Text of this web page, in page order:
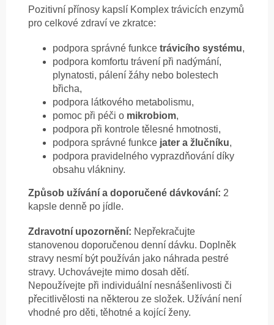
Pozitivní přínosy kapslí Komplex trávicích enzymů
pro celkové zdraví ve zkratce:
podpora správné funkce trávicího systému,
podpora komfortu trávení při nadýmání,
plynatosti, pálení žáhy nebo bolestech
břicha,
podpora látkového metabolismu,
pomoc při péči o mikrobiom,
podpora při kontrole tělesné hmotnosti,
podpora správné funkce jater a žlučníku,
podpora pravidelného vyprazdňování díky
obsahu vlákniny.
Způsob užívání a doporučené dávkování: 2
kapsle denně po jídle.
Zdravotní upozornění: Nepřekračujte
stanovenou doporučenou denní dávku. Doplněk
stravy nesmí být používán jako náhrada pestré
stravy. Uchovávejte mimo dosah dětí.
Nepoužívejte při individuální nesnášenlivosti či
přecitlivělosti na některou ze složek. Užívání není
vhodné pro děti, těhotné a kojící ženy.